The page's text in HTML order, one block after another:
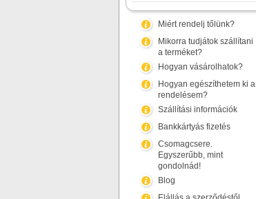
Miért rendelj tőlünk?
Mikorra tudjátok szállítani
a terméket?
Hogyan vásárolhatok?
Hogyan egészíthetem ki a
rendelésem?
Szállítási információk
Bankkártyás fizetés
Csomagcsere.
Egyszerűbb, mint
gondolnád!
Blog